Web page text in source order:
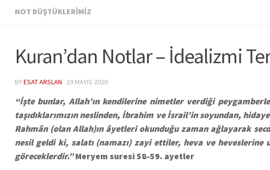
NOT DÜŞTÜKLERIMIZ
Kuran’dan Notlar – İdealizmi
BYESAT ARSLAN · 29 MAYIS 2020
“İşte bunlar, Allah’ın kendilerine nimetler verdiği
taşıdıklarımızın neslinden, İbrahim ve İsrail’in soyundan,
Rahmân (olan Allah)ın âyetleri okunduğu zaman ağlayarak
nesil geldi ki, salatı (namazı) zayi ettiler, heva ve heveslerine
göreceklerdir.”Meryem suresi 58-59. ayetler